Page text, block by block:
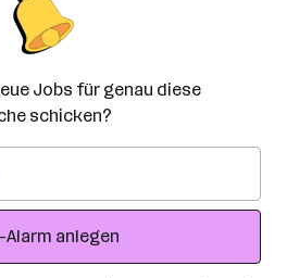
Jobs für genau diese
schicken?
Alarm anlegen